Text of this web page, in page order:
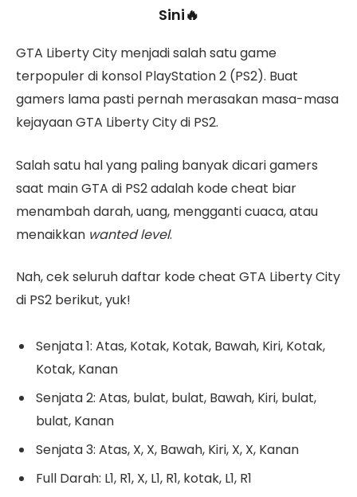
Sini🔥
GTA Liberty City menjadi salah satu game
terpopuler di konsol PlayStation 2 (PS2). Buat
gamers lama pasti pernah merasakan masa-masa
kejayaan GTA Liberty City di PS2.
Salah satu hal yang paling banyak dicari gamers
saat main GTA di PS2 adalah kode cheat biar
menambah darah, uang, mengganti cuaca, atau
menaikkan wanted level.
Nah, cek seluruh daftar kode cheat GTA Liberty City
di PS2 berikut, yuk!
Senjata 1: Atas, Kotak, Kotak, Bawah, Kiri, Kotak,
Kotak, Kanan
Senjata 2: Atas, bulat, bulat, Bawah, Kiri, bulat,
bulat, Kanan
Senjata 3: Atas, X, X, Bawah, Kiri, X, X, Kanan
Full Darah: L1, R1, X, L1, R1, kotak, L1, R1